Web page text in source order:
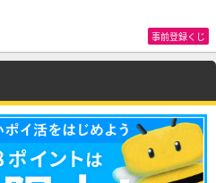
事前登録くじ